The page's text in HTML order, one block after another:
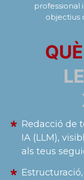
professional
objectius
Redacció de
IA (LLM),
als teus